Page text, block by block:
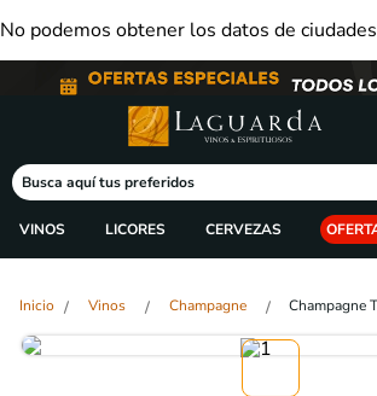
No podemos obtener los datos de
Busca aquí tus preferidos
VINOS LICORES CERVEZAS
Vinos Champagne